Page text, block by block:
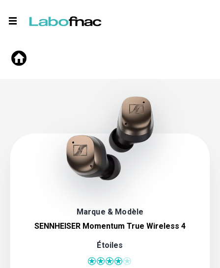
Marque & Modèle
SENNHEISER Momentum True Wireless 4
Étoiles